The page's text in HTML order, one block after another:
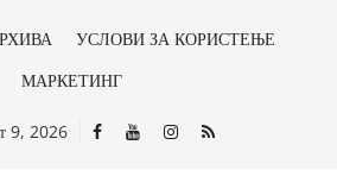
УСЛОВИ ЗА КОРИСТЕЊЕ
МАРКЕТИНГ
9, 2026